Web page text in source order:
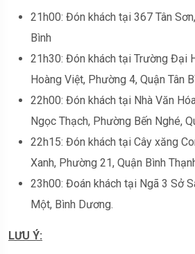
21h00: Đón khách tại 367 Tân
Bình
21h30: Đón khách tại Trường Đại
Hoàng Việt, Phường 4, Quận Tân
22h00: Đón khách tại Nhà Văn
Ngọc Thạch, Phường Bến Nghé,
22h15: Đón khách tại Cây xăng
Xanh, Phường 21, Quận Bình
23h00: Đoán khách tại Ngã 3 Sở
Một, Bình Dương.
LƯU Ý: